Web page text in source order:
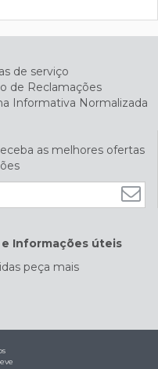
de serviço
de Reclamações
Informativa Normalizada
as melhores ofertas
Informações úteis
peça mais